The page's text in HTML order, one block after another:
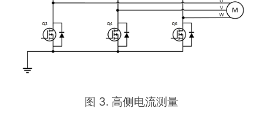
图 3. 高侧电流测量